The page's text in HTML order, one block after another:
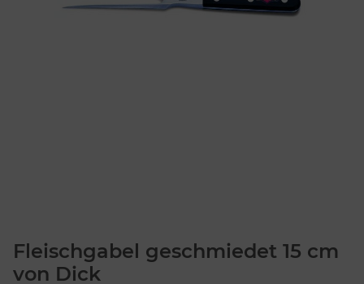
Fleischgabel geschmiedet 15 cm
von Dick